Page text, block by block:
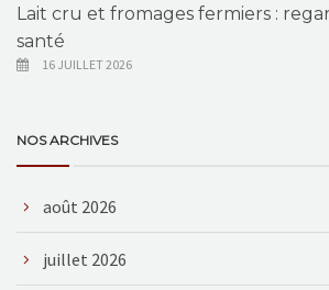
Lait cru et fromages fermiers :
santé
16 JUILLET 2026
NOS ARCHIVES
août 2026
juillet 2026